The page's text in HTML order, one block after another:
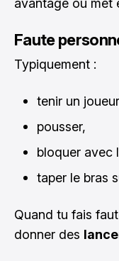
avantage ou met
Faute
Typiquement :
tenir un
pousser,
bloquer avec
taper le bras
Quand tu fais
donner des